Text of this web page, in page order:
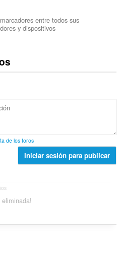
entre todos sus
y dispositivos
de los foros
Iniciar sesión para publicar